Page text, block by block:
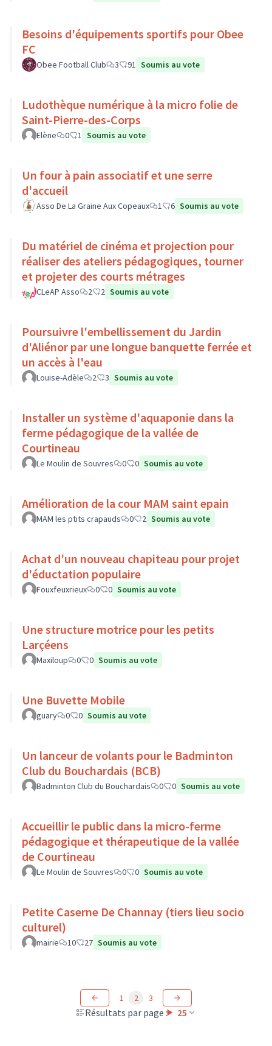
Besoins d'équipements sportifs pour Obee
FC
Obee Football Club 3 91 Soumis au vote
Ludothèque numérique à la micro folie de
Saint-Pierre-des-Corps
Elène 0 1 Soumis au vote
Un four à pain associatif et une serre
d'accueil
Asso De La Graine Aux Copeaux 1 6 Soumis au vote
Du matériel de cinéma et projection pour
réaliser des ateliers pédagogiques, tourner
et projeter des courts métrages
CLeAP Asso 2 2 Soumis au vote
Poursuivre l'embellissement du Jardin
d'Aliénor par une longue banquette ferrée et
un accès à l'eau
Louise-Adèle 2 3 Soumis au vote
Installer un système d'aquaponie dans la
ferme pédagogique de la vallée de
Courtineau
Le Moulin de Souvres 0 0 Soumis au vote
Amélioration de la cour MAM saint epain
MAM les ptits crapauds 0 2 Soumis au vote
Achat d'un nouveau chapiteau pour projet
d'éductation populaire
Fouxfeuxrieux 0 0 Soumis au vote
Une structure motrice pour les petits
Larçéens
Maxiloup 0 0 Soumis au vote
Une Buvette Mobile
guary 0 0 Soumis au vote
Un lanceur de volants pour le Badminton
Club du Bouchardais (BCB)
Badminton Club du Bouchardais 0 0 Soumis au vote
Accueillir le public dans la micro-ferme
pédagogique et thérapeutique de la vallée
de Courtineau
Le Moulin de Souvres 0 0 Soumis au vote
Petite Caserne De Channay (tiers lieu socio
culturel)
mairie 10 27 Soumis au vote
Résultats par page : 25
1 2 3